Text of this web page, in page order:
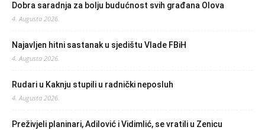
Dobra saradnja za bolju budućnost svih građana Olova
4. Augusta 2026.
Najavljen hitni sastanak u sjedištu Vlade FBiH
4. Augusta 2026.
Rudari u Kaknju stupili u radnički neposluh
4. Augusta 2026.
Preživjeli planinari, Adilović i Vidimlić, se vratili u Zenicu